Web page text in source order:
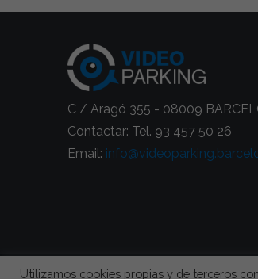
C / Aragó 355 - 08009
Contactar: Tel. 93 457 50 26
Email:
Utilizamos cookies propias y de terceros